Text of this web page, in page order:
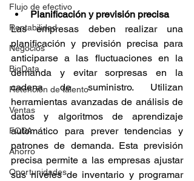
Flujo de efectivo
Rentabilidad
Negocios
BigData
Retención de talento
Ventas
FODA
Ahorro
Oportunidades
Planificación y previsión precisa
Las empresas deben realizar una
planificación y previsión precisa para
anticiparse a las fluctuaciones en la
demanda y evitar sorpresas en la
cadena de suministro. Utilizan
herramientas avanzadas de análisis de
datos y algoritmos de aprendizaje
automático para prever tendencias y
patrones de demanda. Esta previsión
precisa permite a las empresas ajustar
sus niveles de inventario y programar